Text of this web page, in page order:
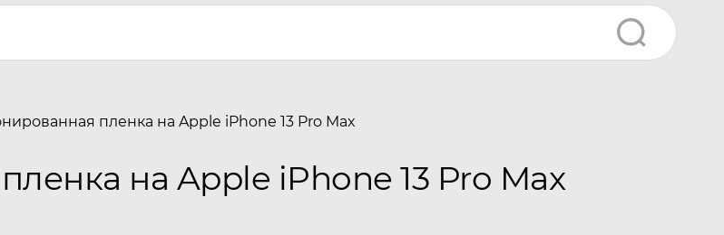
пленка на Apple iPhone 13 Pro Max
на Apple iPhone 13 Pro Max